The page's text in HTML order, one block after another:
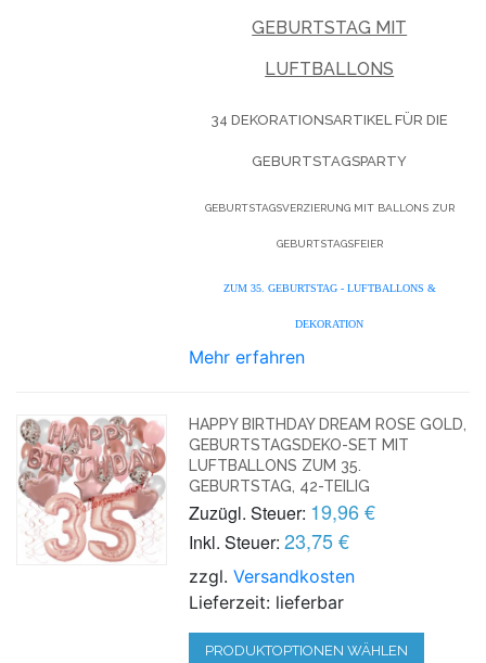
GEBURTSTAG MIT
LUFTBALLONS
34 DEKORATIONSARTIKEL FÜR DIE
GEBURTSTAGSPARTY
GEBURTSTAGSVERZIERUNG MIT BALLONS ZUR
GEBURTSTAGSFEIER
ZUM 35. GEBURTSTAG - LUFTBALLONS &
DEKORATION
Mehr erfahren
HAPPY BIRTHDAY DREAM ROSE GOLD,
GEBURTSTAGSDEKO-SET MIT
LUFTBALLONS ZUM 35.
GEBURTSTAG, 42-TEILIG
Zuzügl. Steuer: 19,96 €
Inkl. Steuer: 23,75 €
zzgl.Versandkosten
Lieferzeit: lieferbar
PRODUKTOPTIONEN WÄHLEN